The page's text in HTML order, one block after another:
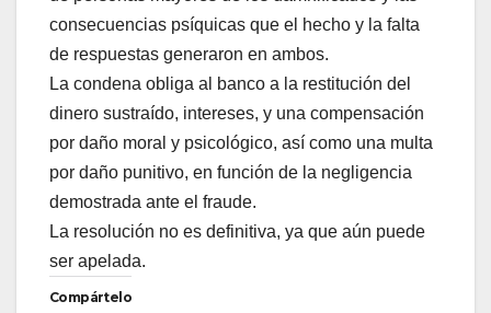
consecuencias psíquicas que el hecho y la falta
de respuestas generaron en ambos.
La condena obliga al banco a la restitución del
dinero sustraído, intereses, y una compensación
por daño moral y psicológico, así como una multa
por daño punitivo, en función de la negligencia
demostrada ante el fraude.
La resolución no es definitiva, ya que aún puede
ser apelada.
Compártelo